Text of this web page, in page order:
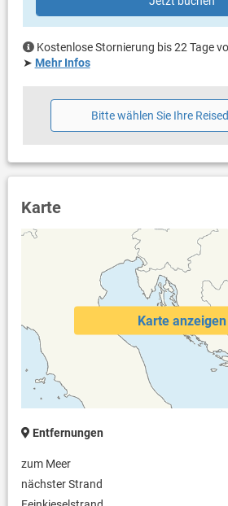
Eigentümer lebt im gleichen Haus
Bettwäsche vorhanden
Handtücher vorhanden
Internet per WLAN
Kostenlose Stornierung bis 22 Tage
➤ Mehr Infos
Bitte wählen Sie Ihre
Karte
Karte anzeigen
Entfernungen
zum Meer
nächster Strand